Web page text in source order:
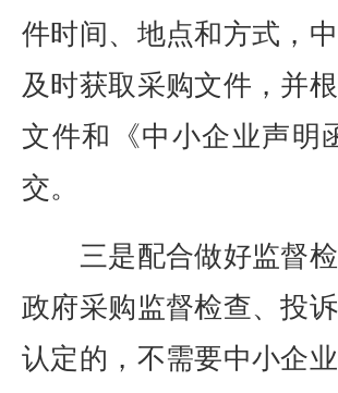
件时间、地点和方式，
及时获取采购文件，并
文件和《中小企业声明
交。
三是配合做好监督检
政府采购监督检查、投
认定的，不需要中小企